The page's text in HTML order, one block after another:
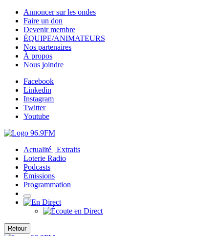
Annoncer sur les ondes
Faire un don
Devenir membre
ÉQUIPE/ANIMATEURS
Nos partenaires
À propos
Nous joindre
Facebook
Linkedin
Instagram
Twitter
Youtube
Actualité | Extraits
Loterie Radio
Podcasts
Émissions
Programmation
Retour